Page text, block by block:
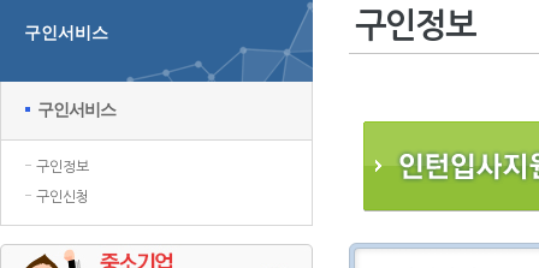
찾아오시는길 인력채용 홍보지원
구인서비스
구인서비스
구인정보
구인신청
구인정보